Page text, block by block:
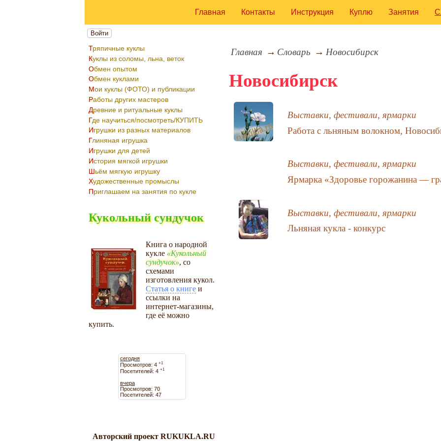
Главная Контакты Инструкция Куплю Занятия
Войти
Тряпичные куклы
Куклы из соломы, льна, веток
Обмен опытом
Обмен куклами
Мои куклы (ФОТО) и публикации
Работы других мастеров
Древние и ритуальные куклы
Где научиться/посмотреть/КУПИТЬ
Игрушки из разных материалов
Глиняная игрушка
Игрушки для детей
История мягкой игрушки
Шьём мягкую игрушку
Художественные промыслы
Приглашаем на занятия по кукле
Кукольный сундучок
Книга о народной
кукле
Кукольный
сундучок , со
схемами
изготовления кукол.
Статья о книге и
ссылки на
интернет-магазины,
где её можно
купить.
сегодня
Просмотров: 4 +1
Посетителей: 4 +1
вчера
Просмотров: 70
Посетителей: 47
Главная Словарь Новосибирск
Новосибирск
Выставки, фестивали, ярмарки
Работа с льняным волокном,
Выставки, фестивали, ярмарки
Ярмарка «Здоровье горожанина —
Выставки, фестивали, ярмарки
Льняная кукла - конкурс
Авторский проект RUKUKLA.RU